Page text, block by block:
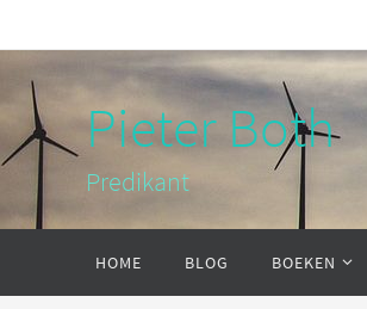
naar
inhoud
Pieter Both
Predikant
de
HOME BLOG BOEKEN